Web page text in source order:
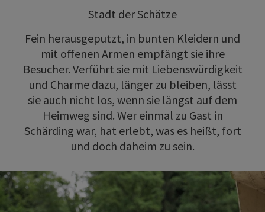
Stadt der Schätze
Fein herausgeputzt, in bunten Kleidern und
mit offenen Armen empfängt sie ihre
Besucher. Verführt sie mit Liebenswürdigkeit
und Charme dazu, länger zu bleiben, lässt
sie auch nicht los, wenn sie längst auf dem
Heimweg sind. Wer einmal zu Gast in
Schärding war, hat erlebt, was es heißt, fort
und doch daheim zu sein.